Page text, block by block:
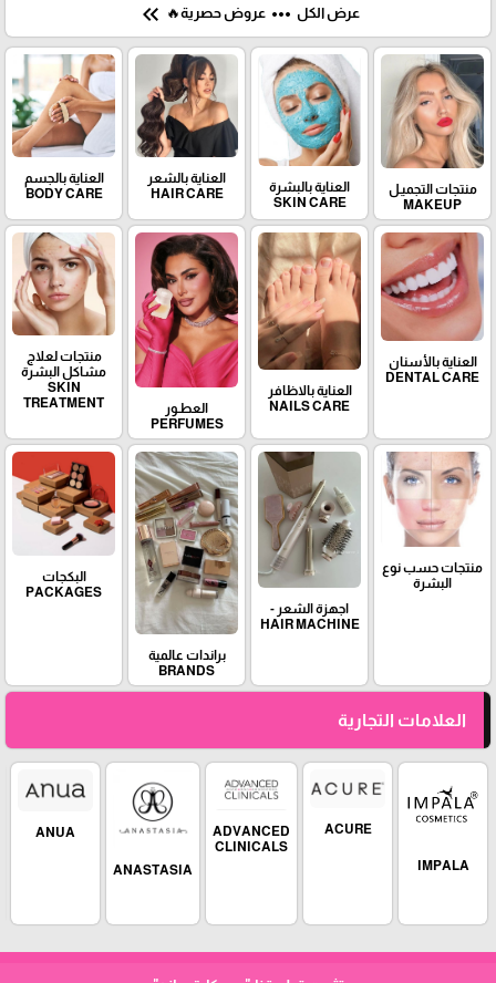
عرض الكل more_horiz عروض حصرية🔥 keyboard_double_arrow_left
منتجات التجميـل
MAKEUP
العناية بالبشرة
SKIN CARE
العناية بالشعر
HAIR CARE
العناية بالجسم
BODY CARE
العناية بالأسنان
DENTAL CARE
العناية بالاظافر
NAILS CARE
العطـور
PERFUMES
منتجات لعلاج
مشاكل البشرة
SKIN
TREATMENT
منتجات حسب نوع
البشرة
اجهزة الشعر -
HAIR MACHINE
براندات عالمية
BRANDS
البكجات
PACKAGES
العلامات التجارية
IMPALA
ACURE
ADVANCED
CLINICALS
ANASTASIA
ANUA